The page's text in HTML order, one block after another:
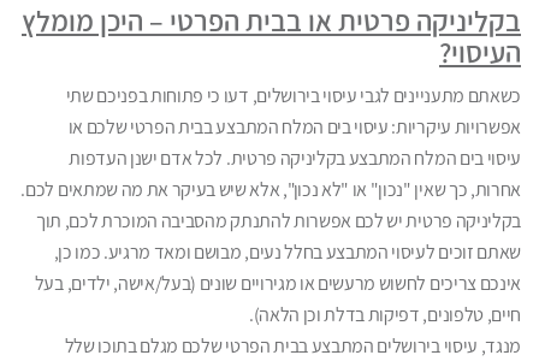
בקליניקה פרטית או בבית הפרטי – היכן מומלץ
העיסוי?
כשאתם מתעניינים לגבי עיסוי בירושלים, דעו כי פתוחות בפניכם שתי
אפשרויות עיקריות: עיסוי בים המלח המתבצע בבית הפרטי שלכם או
עיסוי בים המלח המתבצע בקליניקה פרטית. לכל אדם ישנן העדפות
אחרות, כך שאין "נכון" או "לא נכון", אלא שיש בעיקר את מה שמתאים לכם.
בקליניקה פרטית יש לכם אפשרות להתנתק מהסביבה המוכרת לכם, תוך
שאתם זוכים לעיסוי המתבצע בחלל נעים, מבושם ומאד מרגיע. כמו כן,
אינכם צריכים לחשוש מרעשים או מגירויים שונים (בעל/אישה, ילדים, בעל
חיים, טלפונים, דפיקות בדלת וכן הלאה).
מנגד, עיסוי בירושלים המתבצע בבית הפרטי שלכם מגלם בתוכו שלל